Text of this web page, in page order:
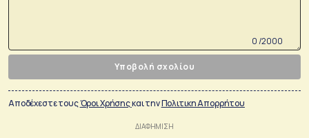
0 /2000
Υποβολή σχολίου
Αποδέχεστε τουςΌροι Χρήσηςκαι τηνΠολιτικη Απορρήτου